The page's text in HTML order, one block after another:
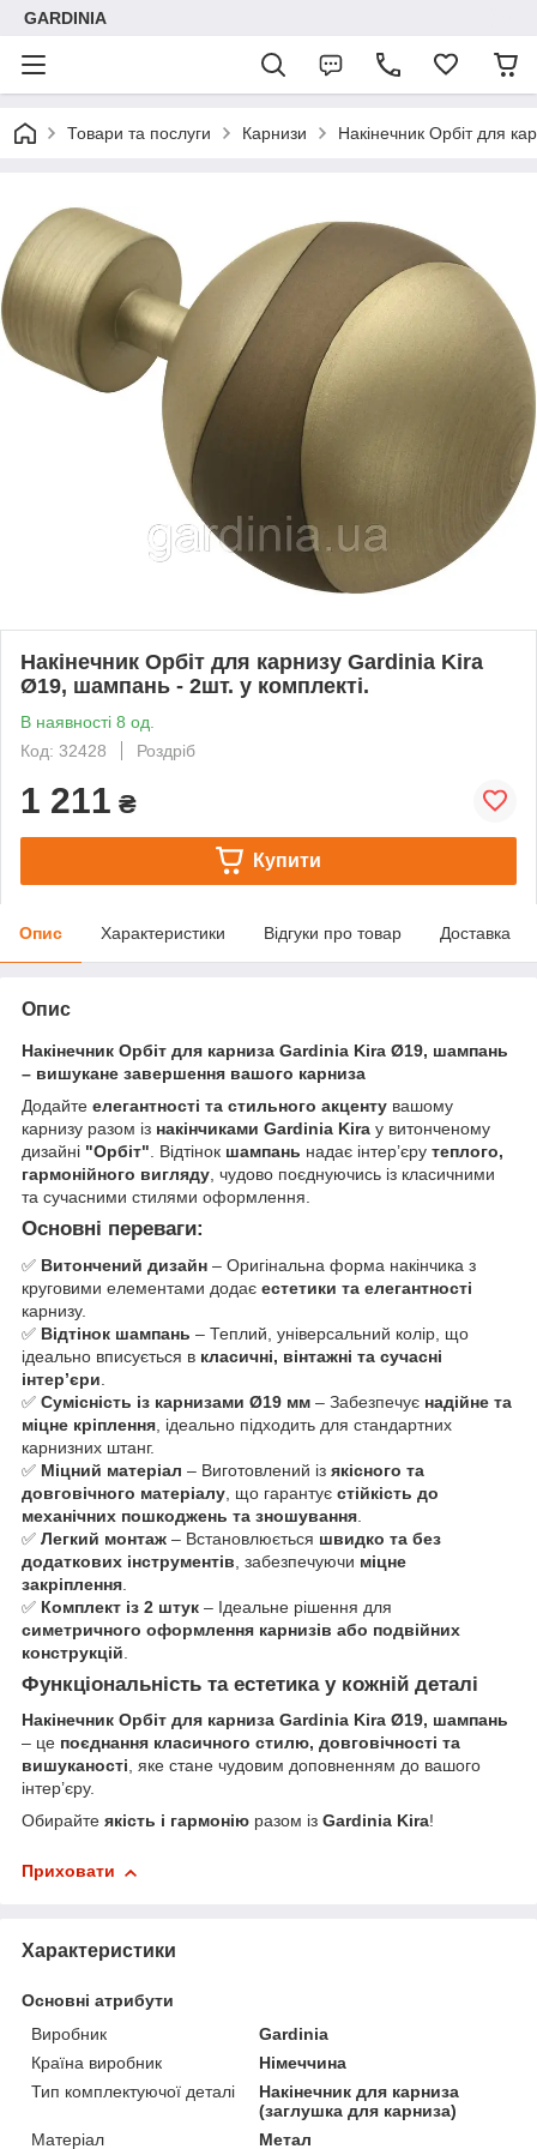
GARDINIA
Товари та послуги Карнизи Накінечник Орбіт для
Накінечник Орбіт для карнизу Gardinia Kira
Ø19, шампань - 2шт. у комплекті.
В наявності 8 од.
Код: 32428
Роздріб
1 211 ₴
Купити
Опис Характеристики Відгуки про товар Доставка
Опис
Накінечник Орбіт для карниза Gardinia Kira Ø19, шампань
– вишукане завершення вашого карниза
Додайте елегантності та стильного акценту вашому
карнизу разом із накінчиками Gardinia Kira у витонченому
дизайні "Орбіт" . Відтінок шампань надає інтер’єру теплого,
гармонійного вигляду , чудово поєднуючись із класичними
та сучасними стилями оформлення.
Основні переваги:
✅ Витончений дизайн – Оригінальна форма накінчика з
круговими елементами додає естетики та елегантності
карнизу.
✅ Відтінок шампань – Теплий, універсальний колір, що
ідеально вписується в класичні, вінтажні та сучасні
інтер’єри
✅ Сумісність із карнизами Ø19 мм – Забезпечує надійне та
міцне кріплення , ідеально підходить для стандартних
карнизних штанг.
✅ Міцний матеріал – Виготовлений із якісного та
довговічного матеріалу , що гарантує стійкість до
механічних пошкоджень та зношування
✅ Легкий монтаж – Встановлюється швидко та без
додаткових інструментів , забезпечуючи міцне
закріплення
✅ Комплект із 2 штук – Ідеальне рішення для
симетричного оформлення карнизів або подвійних
конструкцій
Функціональність та естетика у кожній деталі
Накінечник Орбіт для карниза Gardinia Kira Ø19, шампань
– це поєднання класичного стилю, довговічності та
вишуканості, яке стане чудовим доповненням до вашого
інтер’єру.
Обирайте якість і гармонію разом із Gardinia Kira!
Приховати
Характеристики
Основні атрибути
Виробник
Gardinia
Країна виробник
Німеччина
Тип комплектуючої деталі
Накінечник для карниза
(заглушка для карниза)
Матеріал
Метал